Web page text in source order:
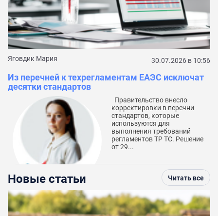
Яговдик Мария 30.07.2026 в 10:56
Из перечней к техрегламентам ЕАЭС исключат
десятки стандартов
Правительство внесло
корректировки в перечни
стандартов, которые
используются для
выполнения требований
регламентов ТР ТС. Решение
от 29...
Новые статьи Читать все